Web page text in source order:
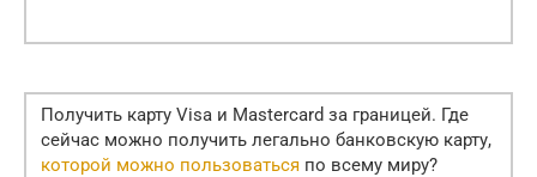
Получить карту Visa и Mastercard за границей. Где
сейчас можно получить легально банковскую карту,
которой можно пользоваться по всему миру?